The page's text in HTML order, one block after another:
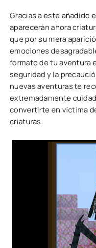
Gracias a este añadido
aparecerán ahora
que por su mera
emociones
formato de tu aventura
seguridad y la
nuevas aventuras te
extremadamente
convertirte en víctima
criaturas.